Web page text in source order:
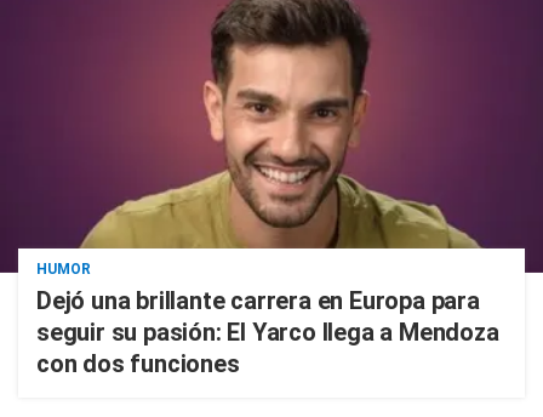
HUMOR
Dejó una brillante carrera en Europa para
seguir su pasión: El Yarco llega a Mendoza
con dos funciones